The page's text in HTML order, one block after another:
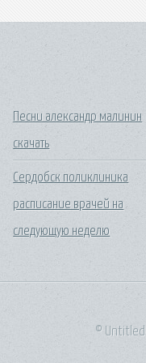
Песни александр малинин
скачать
Сердобск поликлиника
расписание врачей на
следующую неделю
©